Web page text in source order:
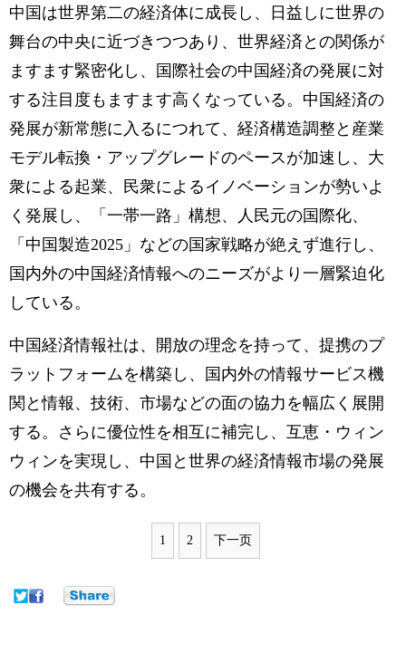
中国は世界第二の経済体に成長し、日益しに世界の
舞台の中央に近づきつつあり、世界経済との関係が
ますます緊密化し、国際社会の中国経済の発展に対
する注目度もますます高くなっている。中国経済の
発展が新常態に入るにつれて、経済構造調整と産業
モデル転換・アップグレードのペースが加速し、大
衆による起業、民衆によるイノベーションが勢いよ
く発展し、「一帯一路」構想、人民元の国際化、
「中国製造2025」などの国家戦略が絶えず進行し、
国内外の中国経済情報へのニーズがより一層緊迫化
している。
中国経済情報社は、開放の理念を持って、提携のプ
ラットフォームを構築し、国内外の情報サービス機
関と情報、技術、市場などの面の協力を幅広く展開
する。さらに優位性を相互に補完し、互恵・ウィン
ウィンを実現し、中国と世界の経済情報市場の発展
の機会を共有する。
1 2 下一页